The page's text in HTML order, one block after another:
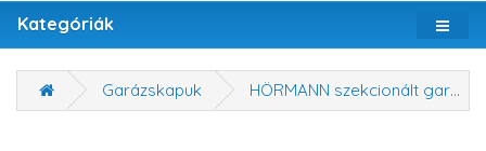
Kategóriák
Garázskapuk HÖRMANN szekcionált garázskapuk